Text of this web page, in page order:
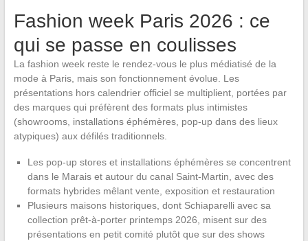
Fashion week Paris 2026 : ce
qui se passe en coulisses
La fashion week reste le rendez-vous le plus médiatisé de la
mode à Paris, mais son fonctionnement évolue. Les
présentations hors calendrier officiel se multiplient, portées par
des marques qui préfèrent des formats plus intimistes
(showrooms, installations éphémères, pop-up dans des lieux
atypiques) aux défilés traditionnels.
Les pop-up stores et installations éphémères se concentrent
dans le Marais et autour du canal Saint-Martin, avec des
formats hybrides mêlant vente, exposition et restauration
Plusieurs maisons historiques, dont Schiaparelli avec sa
collection prêt-à-porter printemps 2026, misent sur des
présentations en petit comité plutôt que sur des shows